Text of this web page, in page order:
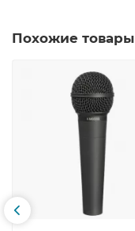
Похожие товары